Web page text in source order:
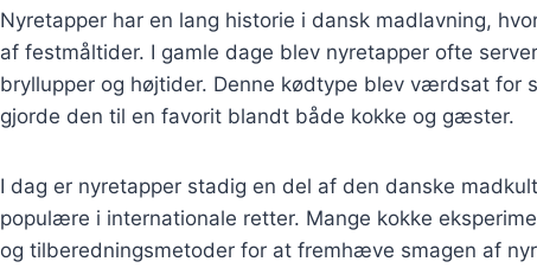
Nyretapper har en lang historie i dansk madlavning,
af festmåltider. I gamle dage blev nyretapper ofte
bryllupper og højtider. Denne kødtype blev værdsat for
gjorde den til en favorit blandt både kokke og gæster.
I dag er nyretapper stadig en del af den danske
populære i internationale retter. Mange kokke
og tilberedningsmetoder for at fremhæve smagen af